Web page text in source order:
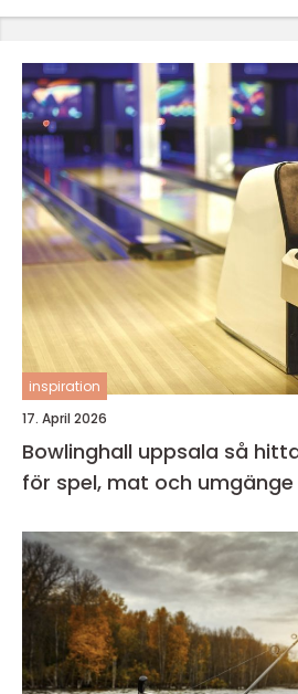
inspiration
17. April 2026
Bowlinghall uppsala så hittar du rätt ställe
för spel, mat och umgänge